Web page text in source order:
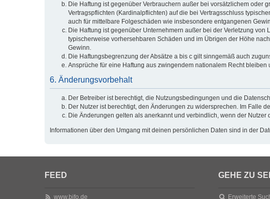
Die Haftung ist gegenüber Verbrauchern außer bei vorsätzlichem oder
Vertragspflichten (Kardinalpflichten) auf die bei Vertragsschluss
auch für mittelbare Folgeschäden wie insbesondere entgangenen
Die Haftung ist gegenüber Unternehmern außer bei der Verletzung
typischerweise vorhersehbaren Schäden und im Übrigen der Höhe
Gewinn.
Die Haftungsbegrenzung der Absätze a bis c gilt sinngemäß auch
Ansprüche für eine Haftung aus zwingendem nationalem Recht bleiben
6. Änderungsvorbehalt
Der Betreiber ist berechtigt, die Nutzungsbedingungen und die
Der Nutzer ist berechtigt, den Änderungen zu widersprechen. Im Falle
Die Änderungen gelten als anerkannt und verbindlich, wenn der Nutzer
Informationen über den Umgang mit deinen persönlichen Daten sind in der
FEED
www.bifo.de
GEHE ZU
Erweiterte